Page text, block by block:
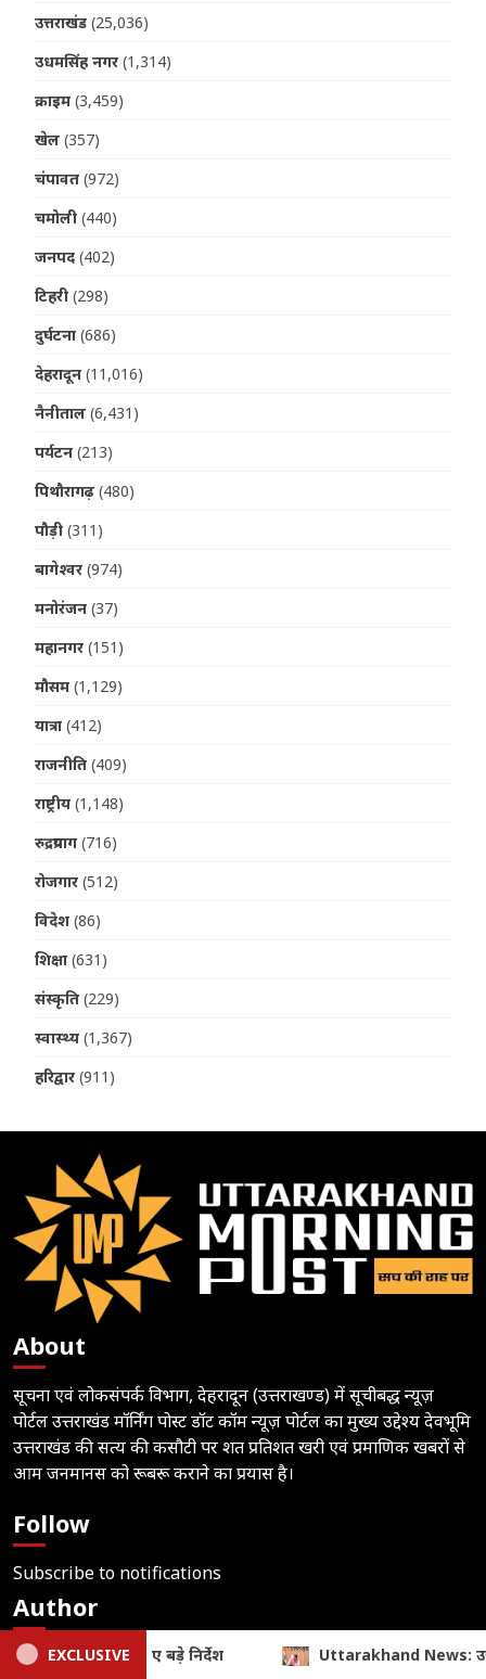
उत्तराखंड (25,036)
उधमसिंह नगर (1,314)
क्राइम (3,459)
खेल (357)
चंपावत (972)
चमोली (440)
जनपद (402)
टिहरी (298)
दुर्घटना (686)
देहरादून (11,016)
नैनीताल (6,431)
पर्यटन (213)
पिथौरागढ़ (480)
पौड़ी (311)
बागेश्वर (974)
मनोरंजन (37)
महानगर (151)
मौसम (1,129)
यात्रा (412)
राजनीति (409)
राष्ट्रीय (1,148)
रुद्रप्रयाग (716)
रोजगार (512)
विदेश (86)
शिक्षा (631)
संस्कृति (229)
स्वास्थ्य (1,367)
हरिद्वार (911)
About
सूचना एवं लोकसंपर्क विभाग, देहरादून (उत्तराखण्ड) में सूचीबद्ध न्यूज़
पोर्टल उत्तराखंड मॉर्निंग पोस्ट डॉट कॉम न्यूज़ पोर्टल का मुख्य उद्देश्य देवभूमि
उत्तराखंड की सत्य की कसौटी पर शत प्रतिशत खरी एवं प्रमाणिक खबरों से
आम जनमानस को रूबरू कराने का प्रयास है।
Follow
Subscribe to notifications
Author
Editor – Mohan Chandra Joshi
EXCLUSIVE
News: उत्तराखण्ड में विकास को ₹1967 करोड़ की रफ्तार, मुख्यमंत्री धामी